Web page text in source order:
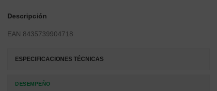
Descripción
EAN 8435739904718
ESPECIFICACIONES TÉCNICAS
DESEMPEÑO